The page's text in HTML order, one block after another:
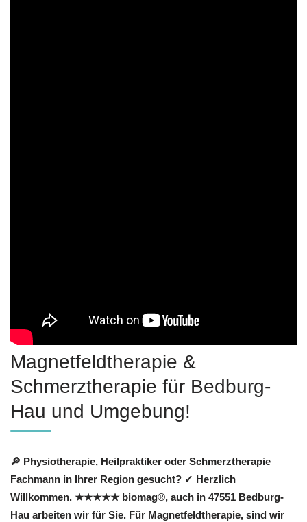
Magnetfeldtherapie &
Schmerztherapie für Bedburg-
Hau und Umgebung!
🔎 Physiotherapie, Heilpraktiker oder Schmerztherapie
Fachmann in Ihrer Region gesucht? ✓ Herzlich
Willkommen. ★★★★★ biomag®, auch in 47551 Bedburg-
Hau arbeiten wir für Sie. Für Magnetfeldtherapie, sind wir